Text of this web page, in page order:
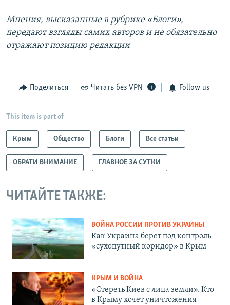
Мнения, высказанные в рубрике «Блоги»,
передают взгляды самих авторов и не обязательно
отражают позицию редакции
Поделиться Читать без VPN Follow us
This item is part of
Крым Общество Блоги Все статьи
ОБРАТИ ВНИМАНИЕ ГЛАВНОЕ ЗА СУТКИ
ЧИТАЙТЕ ТАКЖЕ:
ВОЙНА РОССИИ ПРОТИВ УКРАИНЫ
Как Украина берет под контроль
«сухопутный коридор» в Крым
КРЫМ И ВОЙНА
«Стереть Киев с лица земли». Кто
в Крыму хочет уничтожения